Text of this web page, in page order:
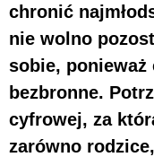
chronić
nie wolno
sobie, ponieważ
bezbronne.
cyfrowej, za
zarówno